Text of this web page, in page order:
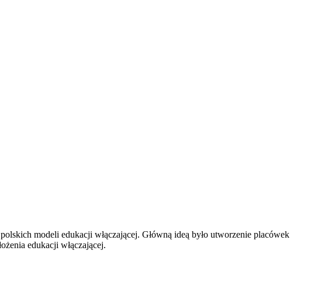
modeli edukacji włączającej. Główną ideą było utworzenie placówek
edukacji włączającej.